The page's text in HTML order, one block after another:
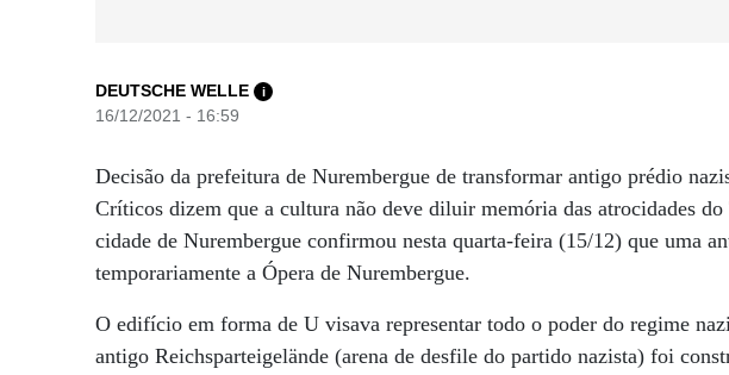
DEUTSCHE WELLE i
16/12/2021 - 16:59
Decisão da prefeitura de Nurembergue de transformar antigo prédio
Críticos dizem que a cultura não deve diluir memória das atrocidades
cidade de Nurembergue confirmou nesta quarta-feira (15/12) que uma
temporariamente a Ópera de Nurembergue.
O edifício em forma de U visava representar todo o poder do regime
antigo Reichsparteigelände (arena de desfile do partido nazista) foi